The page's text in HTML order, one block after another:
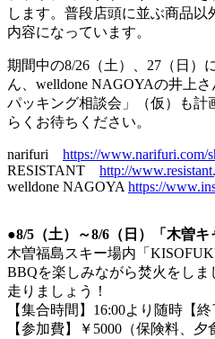
します。普段店頭に並ぶ商品以
内容になっています。
期間中の8/26（土）、27（日）
ん、welldone NAGOYAの井上
パッキング相談会」（仮）も計
らくお待ちください。
narifuri https://www.narifuri.com/
RESISTANT http://
welldone NAGOYA https://
●8/5（土）～8/6（日）「木曽キ
木曽福島スキー場内「
BBQを楽しみながら焚火をし
走りましょう！
【集合時間】16:00より随時【
【参加費】￥5000（保険料、